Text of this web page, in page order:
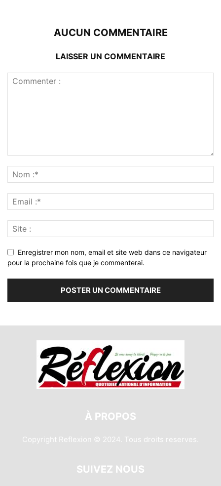
AUCUN COMMENTAIRE
LAISSER UN COMMENTAIRE
Enregistrer mon nom, email et site web dans ce navigateur
pour la prochaine fois que je commenterai.
À PROPOS
Copyright Reflexion © 2024. Tous droits reserves.
SUIVEZ NOUS